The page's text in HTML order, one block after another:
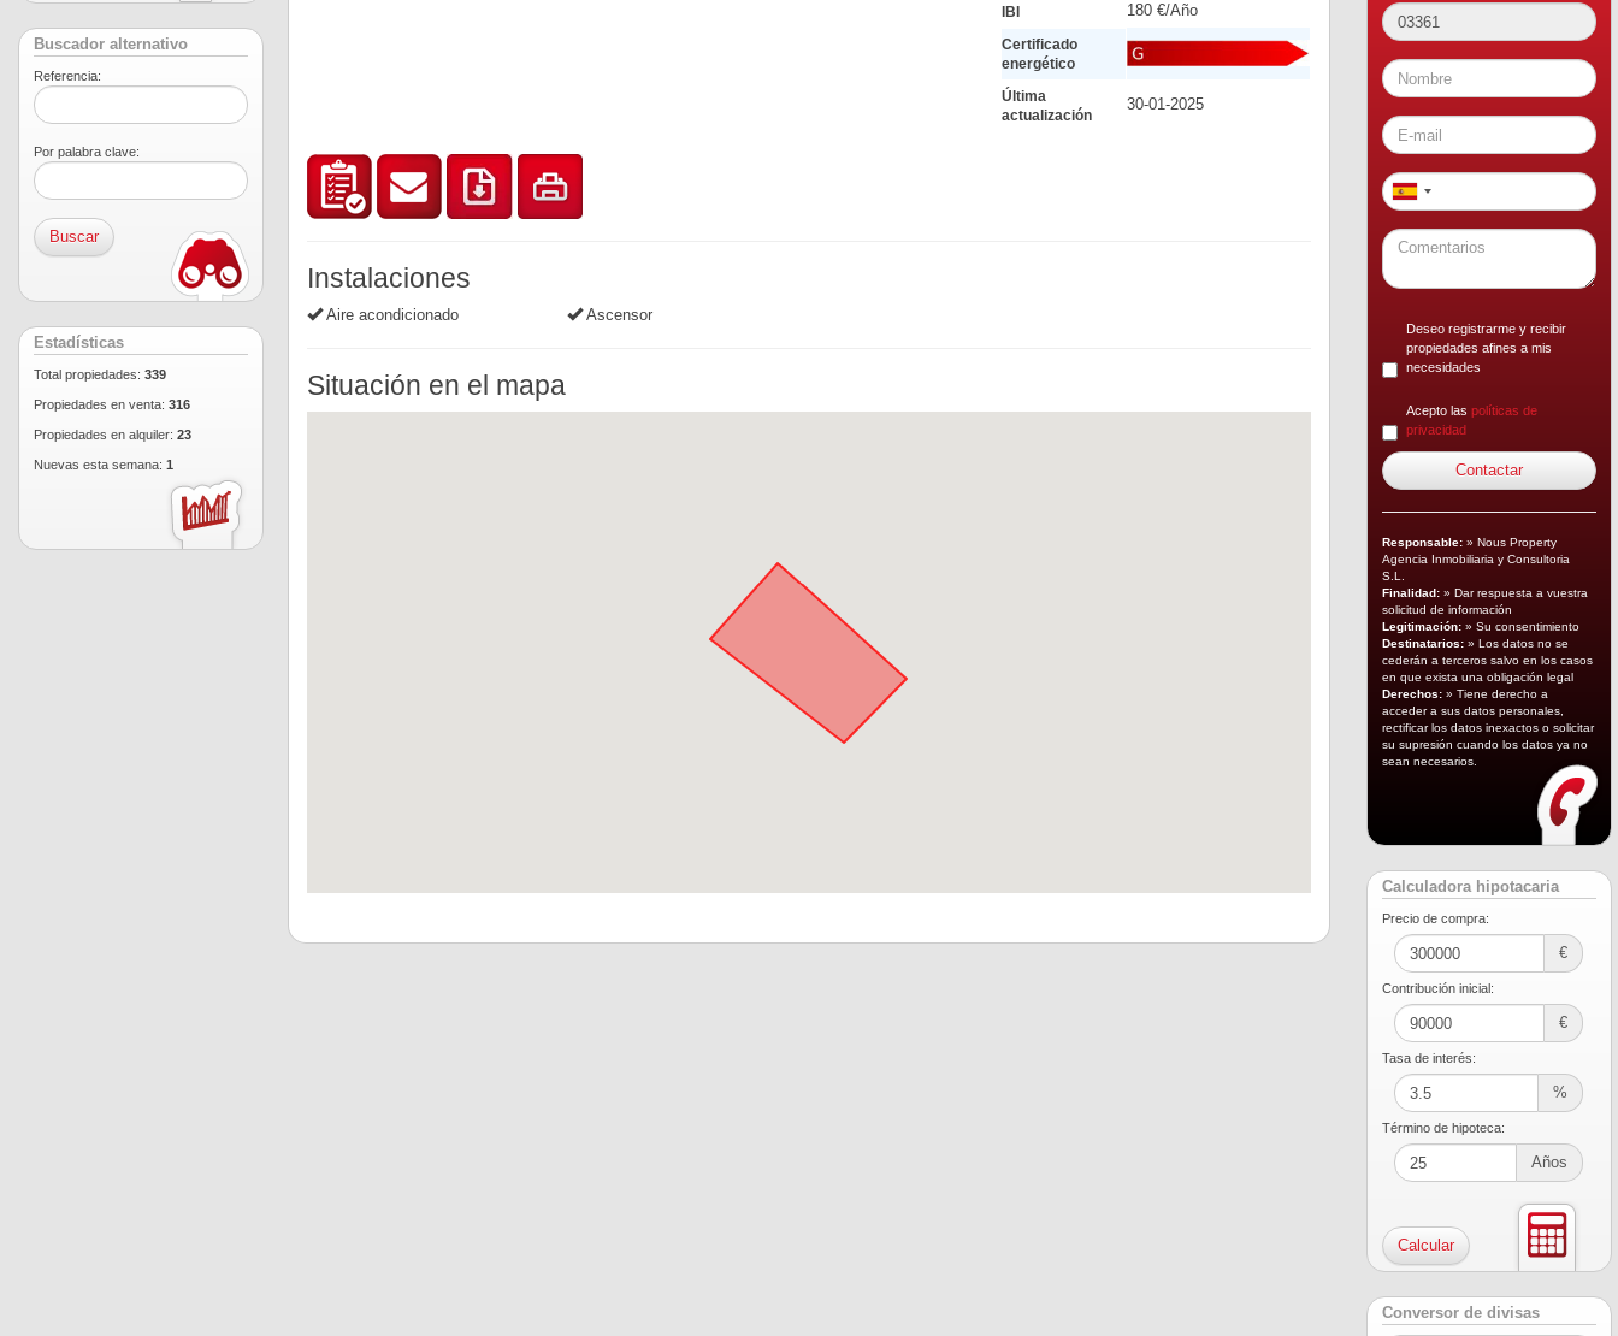
Buscador alternativo
Referencia:
Por palabra clave:
Estadísticas
Total propiedades: 339
Propiedades en venta: 316
Propiedades en alquiler: 23
Nuevas esta semana: 1
IBI 180 €/Año
Certificado
energético
Última
actualización
30-01-2025
Instalaciones
Aire acondicionado Ascensor
Situación en el mapa
Deseo registrarme y recibir
propiedades afines a mis
necesidades
Acepto las políticas de
privacidad
Responsable: » Nous Property
Agencia Inmobiliaria y Consultoria
S.L.
Finalidad: » Dar respuesta a vuestra
solicitud de información
Legitimación: » Su consentimiento
Destinatarios: » Los datos no se
cederán a terceros salvo en los casos
en que exista una obligación legal
Derechos: » Tiene derecho a
acceder a sus datos personales,
rectificar los datos inexactos o solicitar
su supresión cuando los datos ya no
sean necesarios.
Calculadora hipotacaria
Precio de compra:
€
Contribución inicial:
€
Tasa de interés:
%
Término de hipoteca:
Años
Conversor de divisas